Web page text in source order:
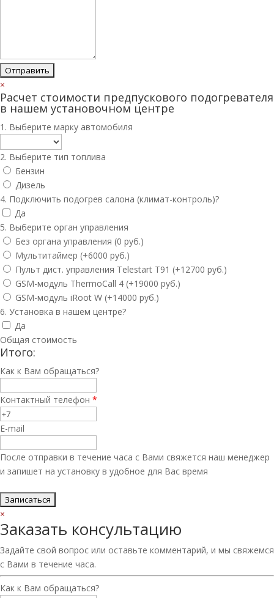
×
Расчет стоимости предпускового подогревателя
в нашем установочном центре
1. Выберите марку автомобиля
2. Выберите тип топлива
Бензин
Дизель
4. Подключить подогрев салона (климат-контроль)?
Да
5. Выберите орган управления
Без органа управления (0 руб.)
Мультитаймер (+6000 руб.)
Пульт дист. управления Telestart T91 (+12700 руб.)
GSM-модуль ThermoCall 4 (+19000 руб.)
GSM-модуль iRoot W (+14000 руб.)
6. Установка в нашем центре?
Да
Общая стоимость
Итого:
Как к Вам обращаться?
Контактный телефон *
E-mail
После отправки в течение часа с Вами свяжется наш менеджер
и запишет на установку в удобное для Вас время
×
Заказать консультацию
Задайте свой вопрос или оставьте комментарий, и мы свяжемся
с Вами в течение часа.
Как к Вам обращаться?